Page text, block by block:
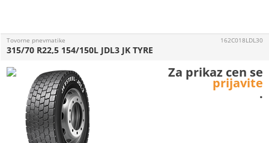
Tovorne pnevmatike
315/70 R22,5 154/150L JDL3 JK TYRE
162C018LDL30
Za prikaz cen se
prijavite
.